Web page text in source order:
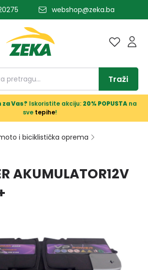
webshop@zeka.ba
Traži
Vas? Iskoristite akciju: 20% POPUSTAna
sve tepihe!
i biciklistička oprema
AKUMULATOR12V